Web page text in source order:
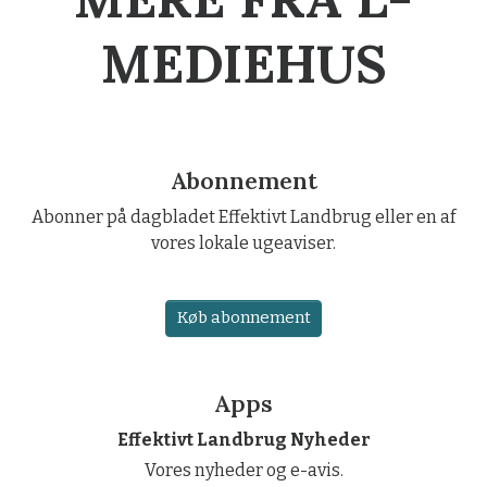
MEDIEHUS
Abonnement
Abonner på dagbladet Effektivt Landbrug eller en af
vores lokale ugeaviser.
Køb abonnement
Apps
Effektivt Landbrug Nyheder
Vores nyheder og e-avis.